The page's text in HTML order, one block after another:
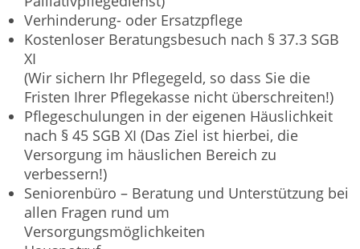
Verhinderung- oder Ersatzpflege
Kostenloser Beratungsbesuch nach § 37.3 SGB
XI
(Wir sichern Ihr Pflegegeld, so dass Sie die
Fristen Ihrer Pflegekasse nicht überschreiten!)
Pflegeschulungen in der eigenen Häuslichkeit
nach § 45 SGB XI (Das Ziel ist hierbei, die
Versorgung im häuslichen Bereich zu
verbessern!)
Seniorenbüro – Beratung und Unterstützung bei
allen Fragen rund um
Versorgungsmöglichkeiten